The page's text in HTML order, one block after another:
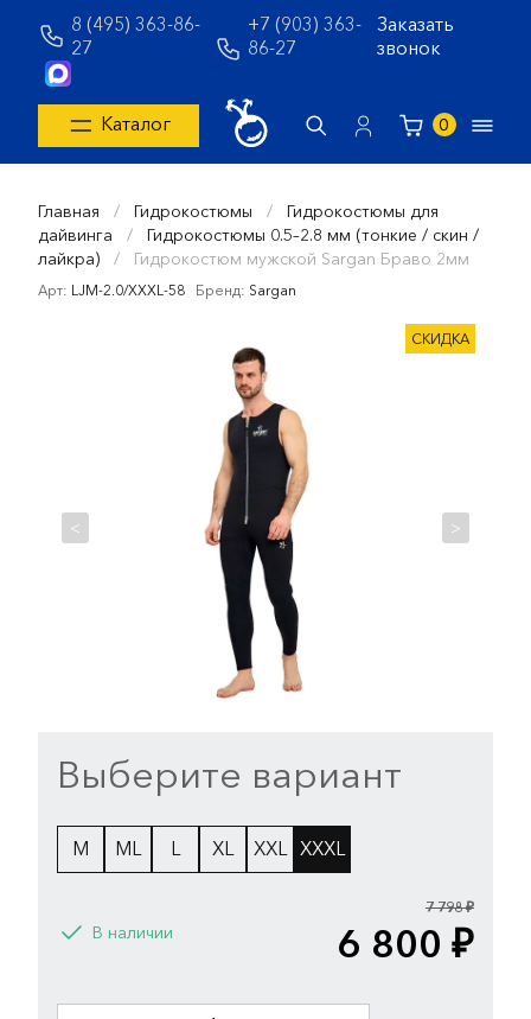
8 (495) 363-86-
27
+7 (903) 363-
86-27
Заказать
звонок
Каталог 0
Главная / Гидрокостюмы / Гидрокостюмы для
дайвинга / Гидрокостюмы 0.5–2.8 мм (тонкие / скин /
лайкра) / Гидрокостюм мужской Sargan Браво 2мм
Арт: LJM-2.0/XXXL-58 Бренд: Sargan
СКИДКА
< >
Выберите вариант
M ML L XL XXL XXXL
В наличии
7 798 ₽
6 800 ₽